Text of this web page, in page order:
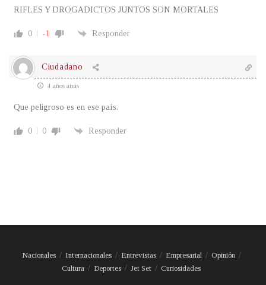
RIFLES Y DROGADICTOS JUNTOS SON MORTALES
0 -1 Responder
Ciudadano
4 años atrás
Que peligroso es en ese país.
0 0 Responder
Nacionales Internacionales Entrevistas Empresarial
Opinión
Cultura
Deportes Jet Set Curiosidades